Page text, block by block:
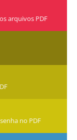
arquivos PDF
no PDF